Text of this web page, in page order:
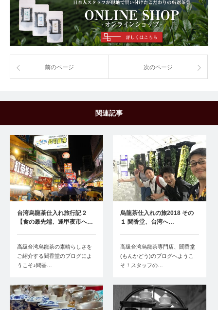
前のページ 次のページ
関連記事
台湾烏龍茶仕入れ旅行記２
【食の最先端、逢甲夜市へ…
高級台湾烏龍茶の素晴らしさを
ご紹介する聞香堂のブログによ
うこそ♪聞香…
烏龍茶仕入れの旅2018 その
１ 聞香堂、台湾へ…
高級台湾烏龍茶専門店、聞香堂
(もんかどう)のブログへようこ
そ！スタッフの…